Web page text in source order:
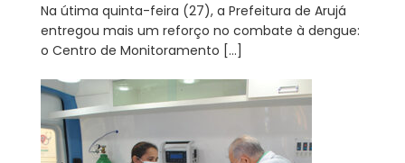
Na útima quinta-feira (27), a Prefeitura de Arujá
entregou mais um reforço no combate à dengue:
o Centro de Monitoramento […]